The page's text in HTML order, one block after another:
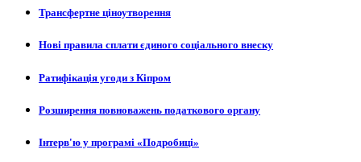
Трансфертне ціноутворення
Нові правила сплати єдиного соціального внеску
Ратифікація угоди з Кіпром
Розширення повноважень податкового органу
Інтерв'ю у програмі «Подробиці»